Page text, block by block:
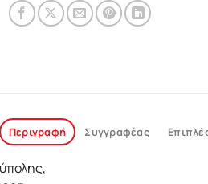
Περιγραφή Συγγραφέας